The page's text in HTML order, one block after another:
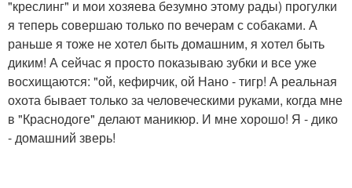
"креслинг" и мои хозяева безумно этому рады) прогулки
я теперь совершаю только по вечерам с собаками. А
раньше я тоже не хотел быть домашним, я хотел быть
диким! А сейчас я просто показываю зубки и все уже
восхищаются: "ой, кефирчик, ой Нано - тигр! А реальная
охота бывает только за человеческими руками, когда мне
в "Краснодоге" делают маникюр. И мне хорошо! Я - дико
- домашний зверь!